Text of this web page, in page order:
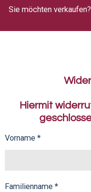
Zum
springen
Sie möchten
Hiermit
Vorname *
Familienname *